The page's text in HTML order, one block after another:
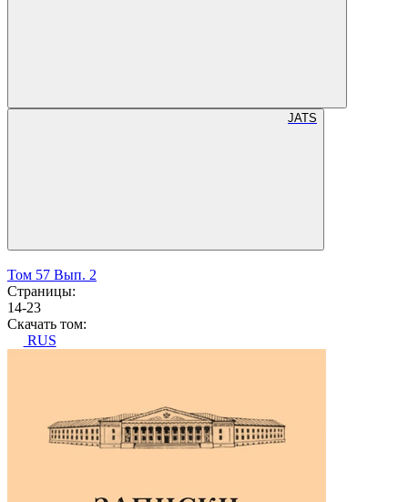
JATS
Том 57 Вып. 2
Страницы:
14-23
Скачать том:
RUS